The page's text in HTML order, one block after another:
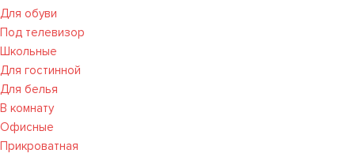
Для обуви
Под телевизор
Школьные
Для гостинной
Для белья
В комнату
Офисные
Прикроватная